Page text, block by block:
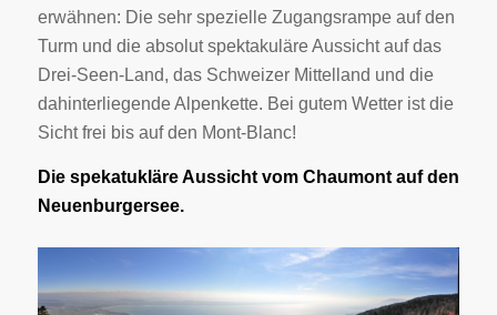
erwähnen: Die sehr spezielle Zugangsrampe auf den
Turm und die absolut spektakuläre Aussicht auf das
Drei-Seen-Land, das Schweizer Mittelland und die
dahinterliegende Alpenkette. Bei gutem Wetter ist die
Sicht frei bis auf den Mont-Blanc!
Die spekatukläre Aussicht vom Chaumont auf den
Neuenburgersee.